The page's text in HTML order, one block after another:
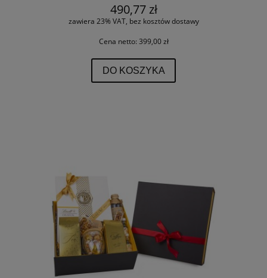
490,77 zł
zawiera 23% VAT, bez kosztów dostawy
Cena netto: 399,00 zł
DO KOSZYKA